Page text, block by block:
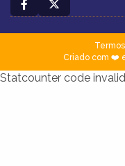
Termos
Criado com ❤️
Statcounter code